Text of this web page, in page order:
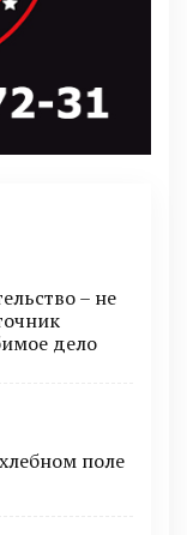
– не
дело
поле